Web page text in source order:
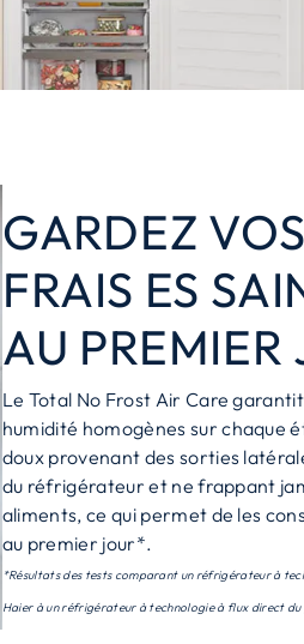
GARDEZ
FRAIS ES
AU PREMIER
Le Total No Frost Air Care
humidité homogènes sur chaque
doux provenant des sorties
du réfrigérateur et ne frappant
aliments, ce qui permet de les
au premier jour*.
*Résultats des tests comparant un réfrigérateur à
Haier à un réfrigérateur à technologie à flux direct du